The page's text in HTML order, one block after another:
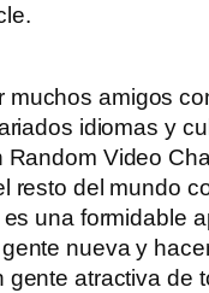
muchos amigos
idiomas y
Random Video
resto del mundo
es una formidable
nueva y
atractiva de